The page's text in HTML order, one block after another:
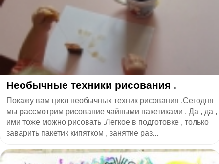
Необычные техники рисования .
Покажу вам цикл необычных техник рисования .Сегодня
мы рассмотрим рисование чайными пакетиками . Да , да ,
ими тоже можно рисовать .Легкое в подготовке , только
заварить пакетик кипятком , занятие раз...